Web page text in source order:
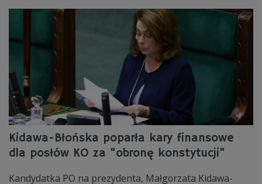
Kidawa-Błońska poparła kary finansowe
dla posłów KO za "obronę konstytucji"
Kandydatka PO na prezydenta, Małgorzata Kidawa-